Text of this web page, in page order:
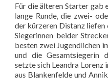
Für die älteren Starter gab
lange Runde, die zwei-
der kürzeren Distanz liefen
Siegerinnen beider
besten zwei Jugendlichen
und die Gesamtsiegerin
setzte sich Leandra Lorenz
aus Blankenfelde und